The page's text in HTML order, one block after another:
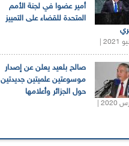
أمير عضوا في لجنة الأمم
المتحدة للقضاء على التمييز
صالح بلعيد يعلن عن إصدار
موسوعتين علميتين جديدتين
حول الجزائر وأعلامها